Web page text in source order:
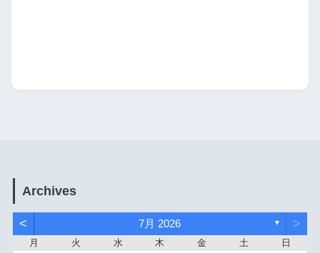
Archives
< 7月 2026 ▼ >
月 火 水 木 金 土 日